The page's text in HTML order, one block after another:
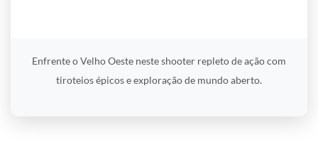
Enfrente o Velho Oeste neste shooter repleto de ação com
tiroteios épicos e exploração de mundo aberto.